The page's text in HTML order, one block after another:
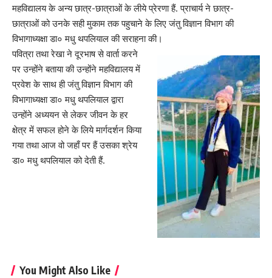
महविद्यालय के अन्य छात्र-छात्राओं के लीये प्रेरणा हैं. प्राचार्य ने छात्र-
छात्राओं को उनके सही मुकाम तक पहुचाने के लिए जंतु विज्ञान विभाग की
विभागाध्यक्षा डा० मधु थपलियाल की सराहना की।
पवित्रा तथा रेखा ने दूरभाष से वार्ता करने
पर उन्होंने बताया की उन्होंने महविद्यालय में
प्रवेश के साथ ही जंतु विज्ञान विभाग की
विभागाध्यक्षा डा० मधु थपलियाल द्वारा
उन्होंने अध्ययन से लेकर जीवन के हर
क्षेत्र में सफल होने के लिये मार्गदर्शन किया
गया तथा आज वो जहाँ पर हैं उसका श्रेय
डा० मधु थपलियाल को देती हैं.
You Might Also Like